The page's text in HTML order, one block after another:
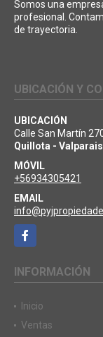
Somos una
profesional.
de trayectoria.
UBICACIÓN Y
UBICACIÓN
Calle San Martín
Quillota -
MÓVIL
+56934305421
EMAIL
Facebook
INFORMACIÓN
Inicio
Ventas